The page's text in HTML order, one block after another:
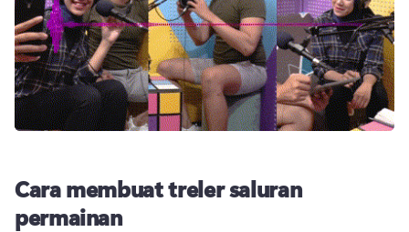
Cara membuat treler saluran
permainan